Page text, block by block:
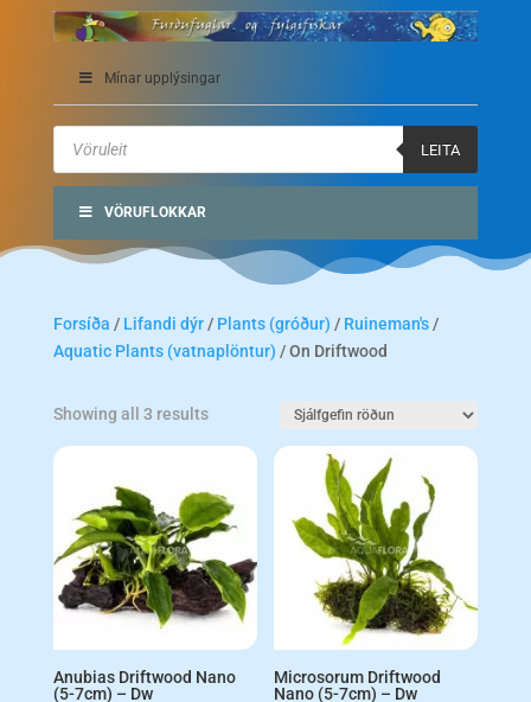
Mínar upplýsingar
Products
search
LEITA
VÖRUFLOKKAR
Forsíða / Lifandi dýr/ Plants (gróður) / Ruineman's/
Aquatic Plants (vatnaplöntur) / On Driftwood
Showing all 3 results
Anubias Driftwood Nano
(5-7cm) – Dw
Microsorum Driftwood
Nano (5-7cm) – Dw